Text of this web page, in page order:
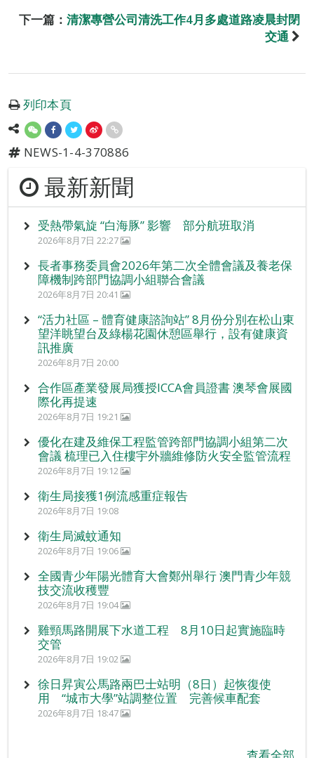
下一篇： 清潔專營公司清洗工作4月多處道路凌晨封閉
交通
列印本頁
NEWS-1-4-370886
最新新聞
受熱帶氣旋 “白海豚” 影響 部分航班取消
2026年8月7日 22:27
長者事務委員會2026年第二次全體會議及養老保
障機制跨部門協調小組聯合會議
2026年8月7日 20:41
“活力社區 – 體育健康諮詢站” 8月份分別在松山東
望洋眺望台及綠楊花園休憩區舉行，設有健康資
訊推廣
2026年8月7日 20:00
合作區產業發展局獲授ICCA會員證書 澳琴會展國
際化再提速
2026年8月7日 19:21
優化在建及維保工程監管跨部門協調小組第二次
會議 梳理已入住樓宇外牆維修防火安全監管流程
2026年8月7日 19:12
衛生局接獲1例流感重症報告
2026年8月7日 19:08
衛生局滅蚊通知
2026年8月7日 19:06
全國青少年陽光體育大會鄭州舉行 澳門青少年競
技交流收穫豐
2026年8月7日 19:04
雞頸馬路開展下水道工程 8月10日起實施臨時
交管
2026年8月7日 19:02
徐日昇寅公馬路兩巴士站明（8日）起恢復使
用 “城市大學”站調整位置 完善候車配套
2026年8月7日 18:47